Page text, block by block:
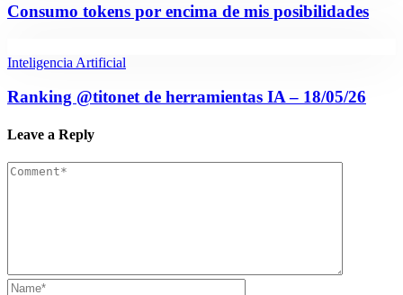
Consumo tokens por encima de mis posibilidades
Inteligencia Artificial
Ranking @titonet de herramientas IA – 18/05/26
Leave a Reply